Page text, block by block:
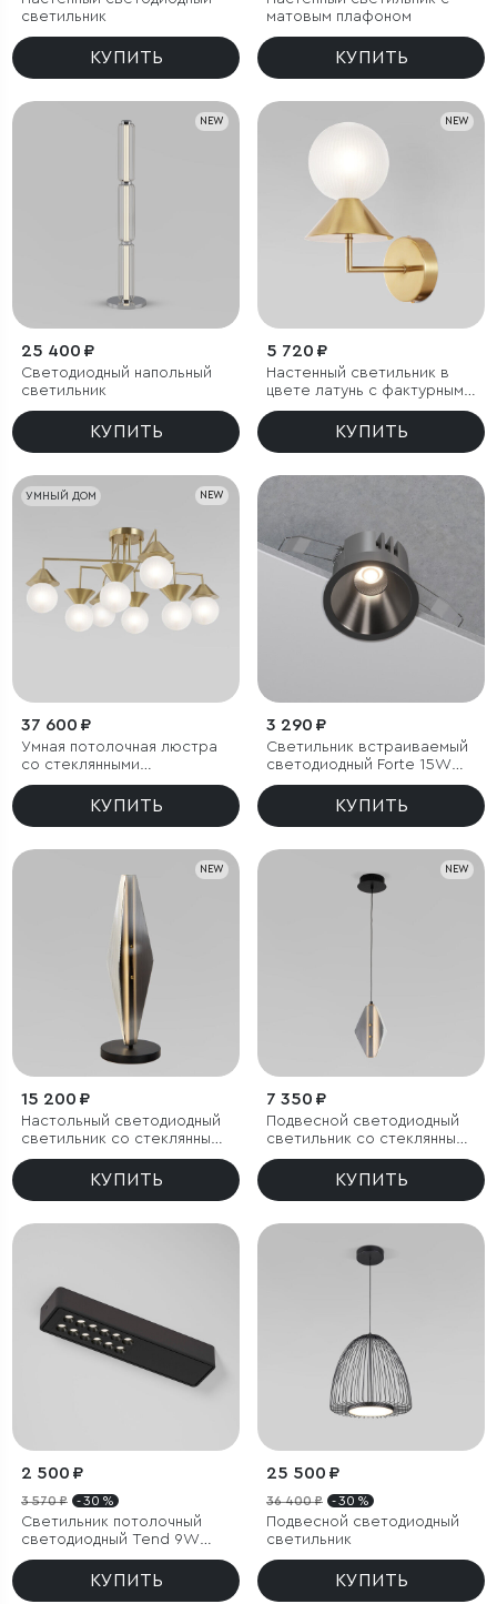
светильник
КУПИТЬ
матовым плафоном
КУПИТЬ
NEW
25 400 ₽
Светодиодный напольный
светильник
КУПИТЬ
NEW
5 720 ₽
Настенный светильник в
цвете латунь с фактурным
плафоном
КУПИТЬ
УМНЫЙ ДОМ NEW
37 600 ₽
Умная потолочная люстра
со стеклянными
фактурными плафонами
КУПИТЬ
3 290 ₽
Светильник встраиваемый
светодиодный Forte 15W
4000K титан
КУПИТЬ
NEW
15 200 ₽
Настольный светодиодный
светильник со стеклянным
плафоном
КУПИТЬ
NEW
7 350 ₽
Подвесной светодиодный
светильник со стеклянным
плафоном
КУПИТЬ
2 500 ₽
3 570 ₽ - 30 %
Светильник потолочный
светодиодный Tend 9W
4000K черный
КУПИТЬ
25 500 ₽
36 400 ₽ - 30 %
Подвесной светодиодный
светильник
КУПИТЬ